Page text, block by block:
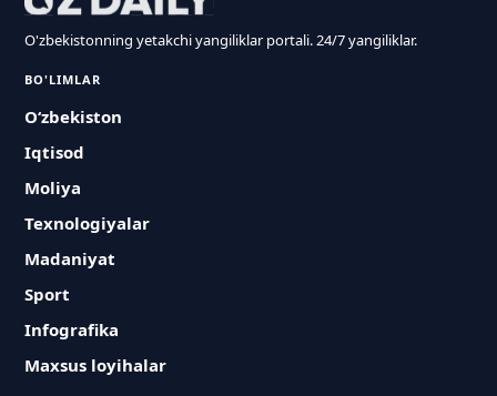
O'zbekistonning yetakchi yangiliklar portali. 24/7 yangiliklar.
BO'LIMLAR
O‘zbekiston
Iqtisod
Moliya
Texnologiyalar
Madaniyat
Sport
Infografika
Maxsus loyihalar